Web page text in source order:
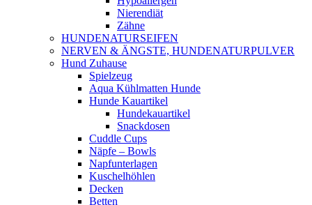
Nierendiät
Zähne
HUNDENATURSEIFEN
NERVEN & ÄNGSTE, HUNDENATURPULVER
Hund Zuhause
Spielzeug
Aqua Kühlmatten Hunde
Hunde Kauartikel
Hundekauartikel
Snackdosen
Cuddle Cups
Näpfe – Bowls
Napfunterlagen
Kuschelhöhlen
Decken
Betten